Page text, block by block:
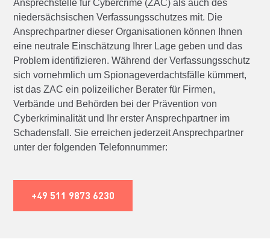
Ansprechstelle für Cybercrime (ZAC) als auch des
niedersächsischen Verfassungsschutzes mit. Die
Ansprechpartner dieser Organisationen können Ihnen
eine neutrale Einschätzung Ihrer Lage geben und das
Problem identifizieren. Während der Verfassungsschutz
sich vornehmlich um Spionageverdachtsfälle kümmert,
ist das ZAC ein polizeilicher Berater für Firmen,
Verbände und Behörden bei der Prävention von
Cyberkriminalität und Ihr erster Ansprechpartner im
Schadensfall. Sie erreichen jederzeit Ansprechpartner
unter der folgenden Telefonnummer:
+49 511 9873 6230